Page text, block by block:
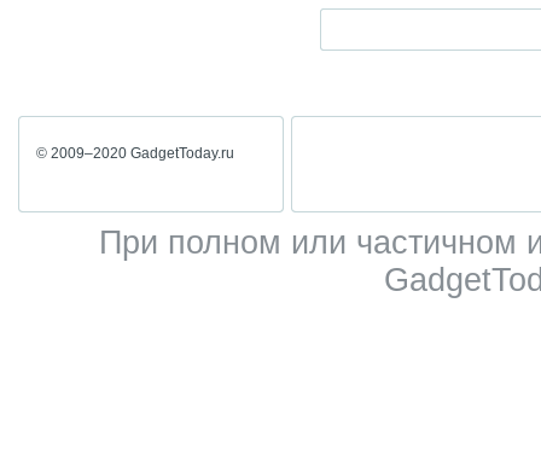
© 2009–2020 GadgetToday.ru
При полном или частичном